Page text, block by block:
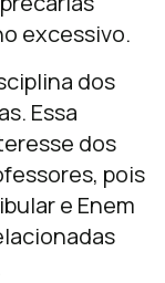
excessivo.
dos
Essa
dos
pois
e Enem